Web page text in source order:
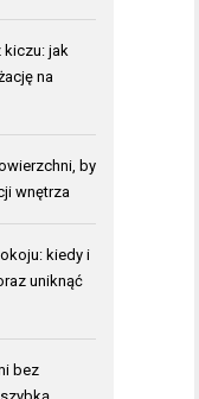
kiczu: jak
na
by
wnętrza
kiedy i
uniknąć
bez